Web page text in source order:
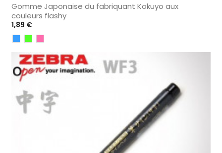
Gomme Japonaise du fabriquant Kokuyo aux
couleurs flashy
Prix
1,89 €